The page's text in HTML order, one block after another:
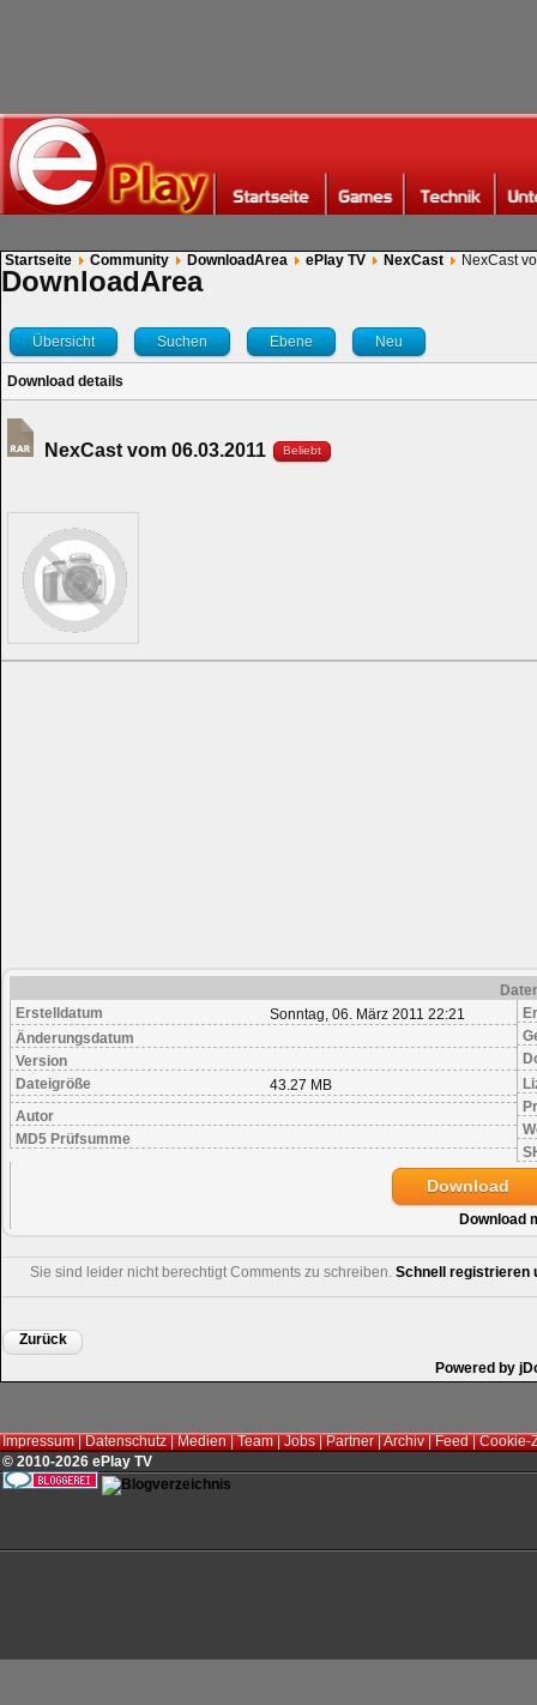
Startseite Community DownloadArea ePlay TV NexCast NexCast
DownloadArea
Übersicht Suchen Ebene Neu
Download details
NexCast vom 06.03.2011 Beliebt
Erstelldatum
Sonntag, 06. März 2011 22:21
Änderungsdatum
Version
Dateigröße
43.27 MB
Autor
MD5 Prüfsumme
Download
Download
Sie sind leider nicht berechtigt Comments zu schreiben. Schnell registrieren
Zurück
Powered by
Impressum|Datenschutz|Medien|Team|Jobs|Partner|Archiv|Feed|Cookie-
© 2010-2026 ePlay TV